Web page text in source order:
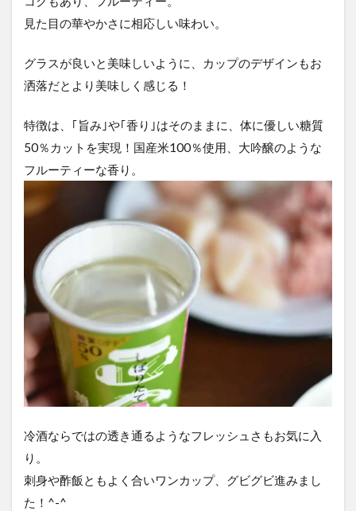
見た目の華やかさに相応しい味わい。
グラスが良いと美味しいように、カップのデザインもお
洒落だとより美味しく感じる！
特徴は、｢旨み｣や｢香り｣はそのままに、体に優しい糖質
50％カットを実現！国産米100％使用、大吟醸のような
フルーティーな香り。
冷酒ならではの透き通るようなフレッシュさもお気に入
り。
刺身や酢飯ともよく合いワンカップ、グビグビ進みまし
た！^-^